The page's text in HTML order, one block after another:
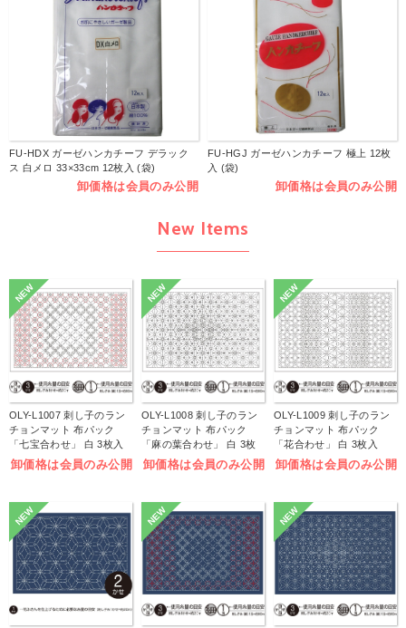
FU-HDX ガーゼハンカチーフ デラック
ス 白メロ 33×33cm 12枚入 (袋)
卸価格は会員のみ公開
FU-HGJ ガーゼハンカチーフ 極上 12枚
入 (袋)
卸価格は会員のみ公開
New Items
NEW
OLY-L1007 刺し子のラン
チョンマット 布パック
「七宝合わせ」 白 3枚入
(袋)
卸価格は会員のみ公開
NEW
OLY-L1008 刺し子のラン
チョンマット 布パック
「麻の葉合わせ」 白 3枚
入 (袋)
卸価格は会員のみ公開
NEW
OLY-L1009 刺し子のラン
チョンマット 布パック
「花合わせ」 白 3枚入
(袋)
卸価格は会員のみ公開
NEW NEW NEW